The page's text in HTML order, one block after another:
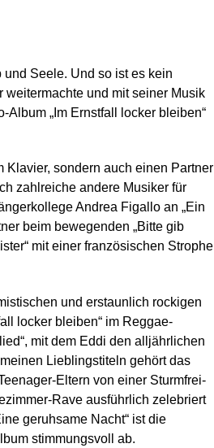
Seele. Und so ist es kein
und mit seiner Musik
„Im Ernstfall locker bleiben“
Klavier, sondern auch einen Partner
zahlreiche andere Musiker für
Andrea Figallo an „Ein
beim bewegenden „Bitte gib
mit einer französischen Strophe
und erstaunlich rockigen
locker bleiben“ im Reggae-
mit dem Eddi den alljährlichen
Lieblingstiteln gehört das
Eltern von einer Sturmfrei-
Rave ausführlich zelebriert
geruhsame Nacht“ ist die
stimmungsvoll ab.